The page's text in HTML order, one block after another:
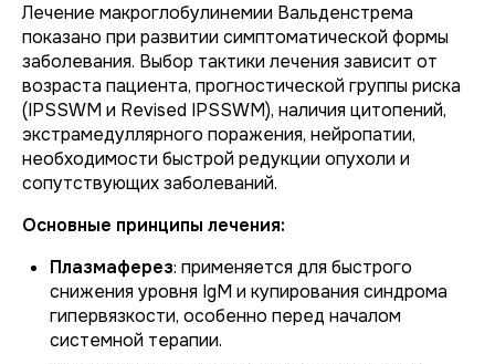
Лечение макроглобулинемии Вальденстрема
показано при развитии симптоматической формы
заболевания. Выбор тактики лечения зависит от
возраста пациента, прогностической группы риска
(IPSSWM и Revised IPSSWM), наличия цитопений,
экстрамедуллярного поражения, нейропатии,
необходимости быстрой редукции опухоли и
сопутствующих заболеваний.
Основные принципы лечения:
Плазмаферез: применяется для быстрого
снижения уровня IgM и купирования синдрома
гипервязкости, особенно перед началом
системной терапии.